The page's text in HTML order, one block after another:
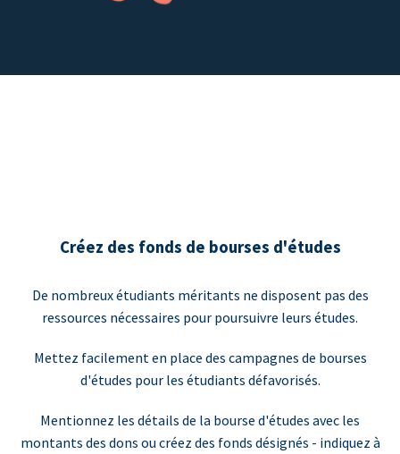
Créez des fonds de bourses d'études
De nombreux étudiants méritants ne disposent pas des
ressources nécessaires pour poursuivre leurs études.
Mettez facilement en place des campagnes de bourses
d'études pour les étudiants défavorisés.
Mentionnez les détails de la bourse d'études avec les
montants des dons ou créez des fonds désignés - indiquez à